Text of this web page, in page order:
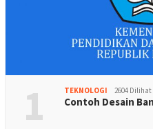
1 TEKNOLOGI 2604 Dilihat
Contoh Desain